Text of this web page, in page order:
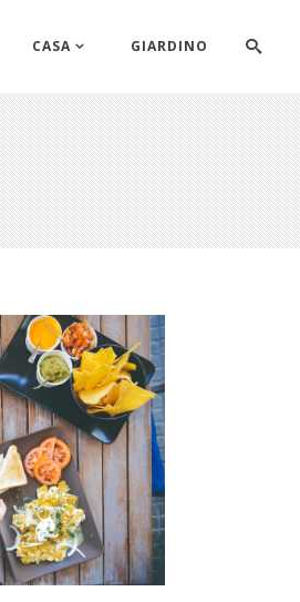
CASA GIARDINO